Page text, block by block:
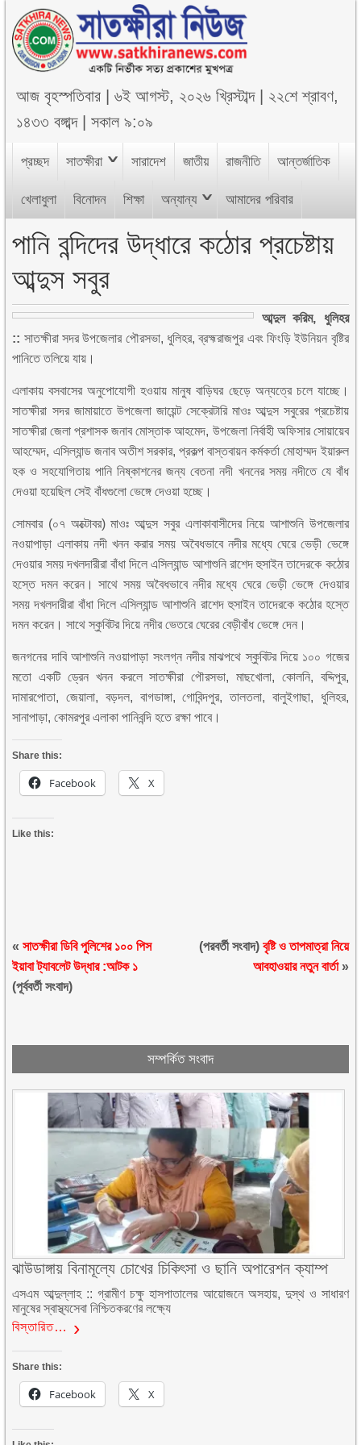
আজবৃহস্পতিবার |৬ই আগস্ট, ২০২৬ খ্রিস্টাব্দ| ২২শে শ্রাবণ,
১৪৩৩ বঙ্গাব্দ|সকাল ৯:০৯
প্রচ্ছদ সাতক্ষীরা সারাদেশ জাতীয় রাজনীতি আন্তর্জাতিক
খেলাধুলা বিনোদন শিক্ষা অন্যান্য আমাদের পরিবার
পানি বন্দিদের উদ্ধারে কঠোর প্রচেষ্টায়
আব্দুস সবুর
আব্দুল করিম, ধুলিহর
:: সাতক্ষীরা সদর উপজেলার পৌরসভা, ধুলিহর, ব্রহ্মরাজপুর এবং ফিংড়ি ইউনিয়ন বৃষ্টির
পানিতে তলিয়ে যায়।
এলাকায় বসবাসের অনুপোযোগী হওয়ায় মানুষ বাড়িঘর ছেড়ে অন্যত্রে চলে যাচ্ছে।
সাতক্ষীরা সদর জামায়াতে উপজেলা জায়েন্ট সেক্রেটারি মাওঃ আব্দুস সবুরের প্রচেষ্টায়
সাতক্ষীরা জেলা প্রশাসক জনাব মোস্তাক আহমেদ, উপজেলা নির্বাহী অফিসার সোয়ায়েব
আহম্মেদ, এসিল্যান্ড জনাব অতীশ সরকার, প্রকল্প বাস্তবায়ন কর্মকর্তা মোহাম্মদ ইয়ারুল
হক ও সহযোগিতায় পানি নিষ্কাশনের জন্য বেতনা নদী খননের সময় নদীতে যে বাঁধ
দেওয়া হয়েছিল সেই বাঁধগুলো ভেঙ্গে দেওয়া হচ্ছে।
সোমবার (০৭ অক্টোবর) মাওঃ আব্দুস সবুর এলাকাবাসীদের নিয়ে আশাশুনি উপজেলার
নওয়াপাড়া এলাকায় নদী খনন করার সময় অবৈধভাবে নদীর মধ্যে ঘেরে ভেড়ী ভেঙ্গে
দেওয়ার সময় দখলদারীরা বাঁধা দিলে এসিল্যান্ড আশাশুনি রাশেদ হুসাইন তাদেরকে কঠোর
হস্তে দমন করেন। সাথে সময় অবৈধভাবে নদীর মধ্যে ঘেরে ভেড়ী ভেঙ্গে দেওয়ার
সময় দখলদারীরা বাঁধা দিলে এসিল্যান্ড আশাশুনি রাশেদ হুসাইন তাদেরকে কঠোর হস্তে
দমন করেন। সাথে স্কুবিটর দিয়ে নদীর ভেতরে ঘেরের বেড়ীবাঁধ ভেঙ্গে দেন।
জনগনের দাবি আশাশুনি নওয়াপাড়া সংলগ্ন নদীর মাঝপথে স্কুবিটর দিয়ে ১০০ গজের
মতো একটি ড্রেন খনন করলে সাতক্ষীরা পৌরসভা, মাছখোলা, কোলনি, বদ্দিপুর,
দামারপোতা, জেয়ালা, বড়দল, বাগডাঙ্গা, গোবিন্দপুর, তালতলা, বালুইগাছা, ধুলিহর,
সানাপাড়া, কোমরপুর এলাকা পানিবন্দি হতে রক্ষা পাবে।
Share this:
Facebook X
Like this:
«সাতক্ষীরা ডিবি পুলিশের ১০০ পিস
ইয়াবা ট্যাবলেট উদ্ধার :আটক ১
(পূর্ববর্তী সংবাদ)
(পরবর্তী সংবাদ) বৃষ্টি ও তাপমাত্রা নিয়ে
আবহাওয়ার নতুন বার্তা»
সম্পর্কিত সংবাদ
ঝাউডাঙ্গায় বিনামূল্যে চোখের চিকিৎসা ও ছানি অপারেশন ক্যাম্প
এসএম আব্দুল্লাহ :: গ্রামীণ চক্ষু হাসপাতালের আয়োজনে অসহায়, দুস্থ ও সাধারণ
মানুষের স্বাস্থ্যসেবা নিশ্চিতকরণের লক্ষ্যে
বিস্তারিত…
Share this:
Facebook X